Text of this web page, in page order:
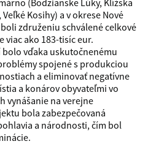
(Bodzianske Lúky, Klížska
Kosihy) a v okrese Nové
združeniu schválené celkové
viac ako 183-tisíc eur.
vďaka uskutočnenému
spojené s produkciou
a eliminovať negatívne
a konárov obyvateľmi vo
vynášanie na verejne
bola zabezpečovaná
a národnosti, čím bol